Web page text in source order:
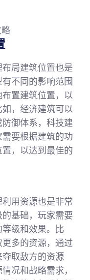
局建筑位置也是
不同的影响范围
置建筑位置，以
，经济建筑可以
御体系，科技建
要根据建筑的功
，以达到最佳的
用资源也是非常
基础，玩家需要
级和效果。比
多的资源，通过
取敌方的资源
况和战略需求，